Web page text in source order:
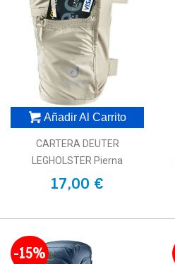
Añadir Al Carrito
CARTERA DEUTER
LEGHOLSTER Pierna
17,00 €
-15%